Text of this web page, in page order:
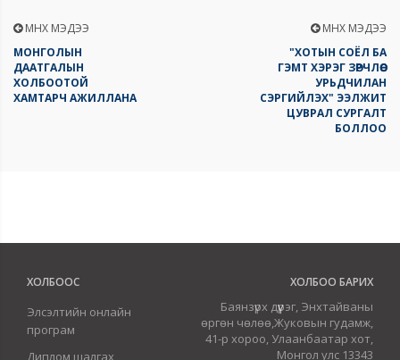
ӨМНӨХ МЭДЭЭ
МОНГОЛЫН
ДААТГАЛЫН
ХОЛБООТОЙ
ХАМТАРЧ АЖИЛЛАНА
ӨМНӨХ МЭДЭЭ
"ХОТЫН СОЁЛ БА
ГЭМТ ХЭРЭГ ЗӨРЧЛӨӨС
УРЬДЧИЛАН
СЭРГИЙЛЭХ" ЭЭЛЖИТ
ЦУВРАЛ СУРГАЛТ
БОЛЛОО
ХОЛБООС
Элсэлтийн онлайн
програм
Диплом шалгах
ХОЛБОО БАРИХ
Баянзүрх дүүрэг, Энхтайваны
өргөн чөлөө,Жуковын гудамж,
41-р хороо, Улаанбаатар хот,
Монгол улс 13343